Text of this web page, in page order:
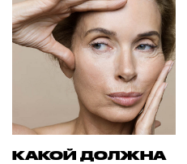
КАКОЙ ДОЛЖНА